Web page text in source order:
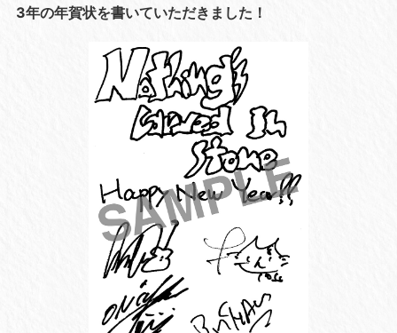
3年の年賀状を書いていただきました！